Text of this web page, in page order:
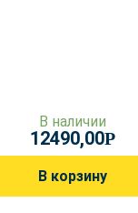
В наличии
12490,00Р
В корзину